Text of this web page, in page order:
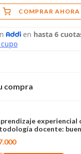
COMPRAR AHORA
compra
experiencial
docente:
.000